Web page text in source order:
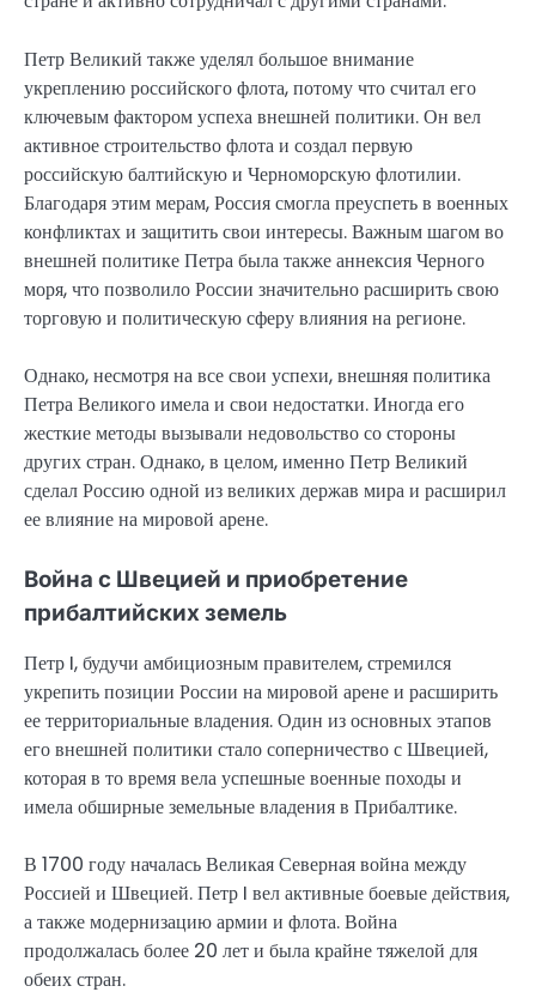
Петр Великий также уделял большое внимание
укреплению российского флота, потому что считал его
ключевым фактором успеха внешней политики. Он вел
активное строительство флота и создал первую
российскую балтийскую и Черноморскую флотилии.
Благодаря этим мерам, Россия смогла преуспеть в военных
конфликтах и защитить свои интересы. Важным шагом во
внешней политике Петра была также аннексия Черного
моря, что позволило России значительно расширить свою
торговую и политическую сферу влияния на регионе.
Однако, несмотря на все свои успехи, внешняя политика
Петра Великого имела и свои недостатки. Иногда его
жесткие методы вызывали недовольство со стороны
других стран. Однако, в целом, именно Петр Великий
сделал Россию одной из великих держав мира и расширил
ее влияние на мировой арене.
Война с Швецией и приобретение
прибалтийских земель
Петр I, будучи амбициозным правителем, стремился
укрепить позиции России на мировой арене и расширить
ее территориальные владения. Один из основных этапов
его внешней политики стало соперничество с Швецией,
которая в то время вела успешные военные походы и
имела обширные земельные владения в Прибалтике.
В 1700 году началась Великая Северная война между
Россией и Швецией. Петр I вел активные боевые действия,
а также модернизацию армии и флота. Война
продолжалась более 20 лет и была крайне тяжелой для
обеих стран.